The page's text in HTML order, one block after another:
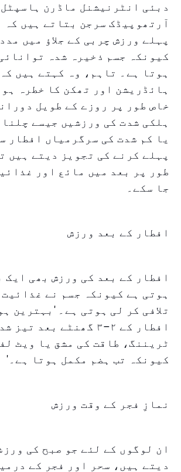
دبئی انٹرنیشنل ماڈرن
آرتھوپیڈک سرجن بتاتے ہیں کہ
پہلے ورزش چربی کے جلاؤ میں
کیونکہ جسم ذخیرہ شدہ
ہوتا ہے۔ تاہم، وہ کہتے ہیں
ہائڈریشن اور تھکن کا خطرہ ہو
خاص طور پر روزے کے طویل
ہلکی شدت کی ورزشیں جیسے
پہلے کرنے کی تجویز دیتے ہیں
طور پر بعد میں مائع اور
جا سکے۔
افطار کے بعد ورزش
افطار کے بعد کی ورزش بھی ایک
ہوتی ہے کیونکہ جسم نے
تلافی کر لی ہوتی ہے۔ 'بہترین
افطار کے ۲–۳ گھنٹے بعد
ٹریننگ، طاقت کی مشق یا ویٹ
کیونکہ تب ہضم مکمل ہوتا ہے۔'
نمازِ فجر کے وقت ورزش
ان لوگوں کے لئے جو صبح کی
دیتے ہیں، سحر اور فجر کے